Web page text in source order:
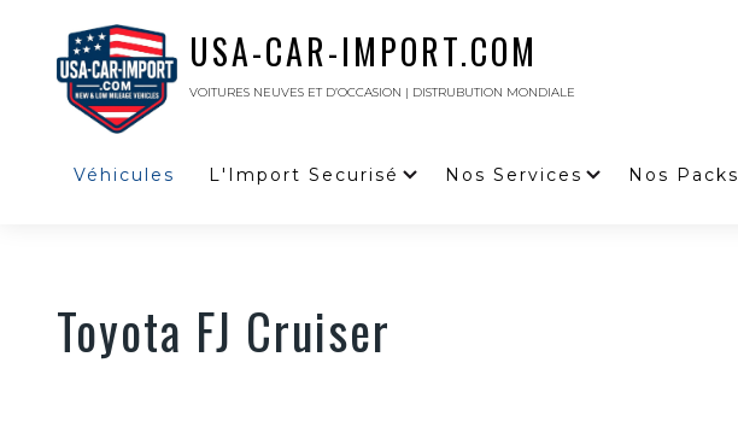
USA-CAR-IMPORT.COM
VOITURES NEUVES ET D’OCCASION | DISTRUBUTION MONDIALE
Véhicules L'Import Securisé Nos Services Nos Packs
Toyota FJ Cruiser